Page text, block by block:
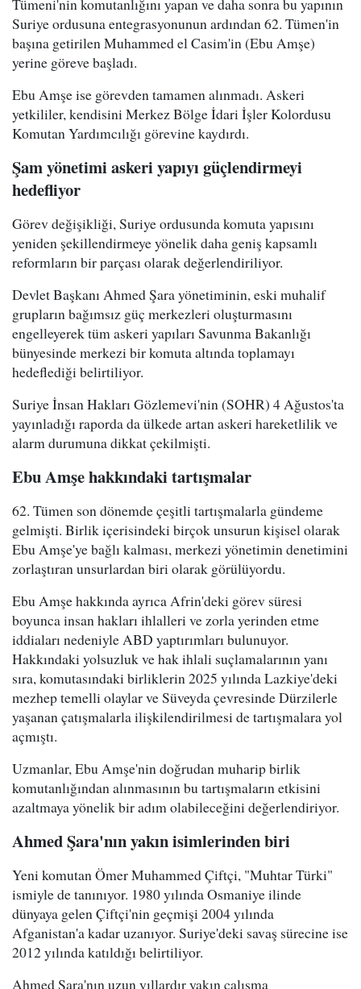
Tümeni'nin komutanlığını yapan ve daha sonra bu yapının
Suriye ordusuna entegrasyonunun ardından 62. Tümen'in
başına getirilen Muhammed el Casim'in (Ebu Amşe)
yerine göreve başladı.
Ebu Amşe ise görevden tamamen alınmadı. Askeri
yetkililer, kendisini Merkez Bölge İdari İşler Kolordusu
Komutan Yardımcılığı görevine kaydırdı.
Şam yönetimi askeri yapıyı güçlendirmeyi
hedefliyor
Görev değişikliği, Suriye ordusunda komuta yapısını
yeniden şekillendirmeye yönelik daha geniş kapsamlı
reformların bir parçası olarak değerlendiriliyor.
Devlet Başkanı Ahmed Şara yönetiminin, eski muhalif
grupların bağımsız güç merkezleri oluşturmasını
engelleyerek tüm askeri yapıları Savunma Bakanlığı
bünyesinde merkezi bir komuta altında toplamayı
hedeflediği belirtiliyor.
Suriye İnsan Hakları Gözlemevi'nin (SOHR) 4 Ağustos'ta
yayınladığı raporda da ülkede artan askeri hareketlilik ve
alarm durumuna dikkat çekilmişti.
Ebu Amşe hakkındaki tartışmalar
62. Tümen son dönemde çeşitli tartışmalarla gündeme
gelmişti. Birlik içerisindeki birçok unsurun kişisel olarak
Ebu Amşe'ye bağlı kalması, merkezi yönetimin denetimini
zorlaştıran unsurlardan biri olarak görülüyordu.
Ebu Amşe hakkında ayrıca Afrin'deki görev süresi
boyunca insan hakları ihlalleri ve zorla yerinden etme
iddiaları nedeniyle ABD yaptırımları bulunuyor.
Hakkındaki yolsuzluk ve hak ihlali suçlamalarının yanı
sıra, komutasındaki birliklerin 2025 yılında Lazkiye'deki
mezhep temelli olaylar ve Süveyda çevresinde Dürzilerle
yaşanan çatışmalarla ilişkilendirilmesi de tartışmalara yol
açmıştı.
Uzmanlar, Ebu Amşe'nin doğrudan muharip birlik
komutanlığından alınmasının bu tartışmaların etkisini
azaltmaya yönelik bir adım olabileceğini değerlendiriyor.
Ahmed Şara'nın yakın isimlerinden biri
Yeni komutan Ömer Muhammed Çiftçi, "Muhtar Türki"
ismiyle de tanınıyor. 1980 yılında Osmaniye ilinde
dünyaya gelen Çiftçi'nin geçmişi 2004 yılında
Afganistan'a kadar uzanıyor. Suriye'deki savaş sürecine ise
2012 yılında katıldığı belirtiliyor.
Ahmed Şara'nın uzun yıllardır yakın çalışma